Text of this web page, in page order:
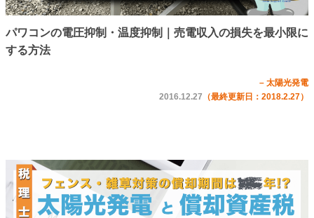
パワコンの電圧抑制・温度抑制｜売電収入の損失を最小限に
する方法
– 太陽光発電
2016.12.27 （最終更新日：2018.2.27）